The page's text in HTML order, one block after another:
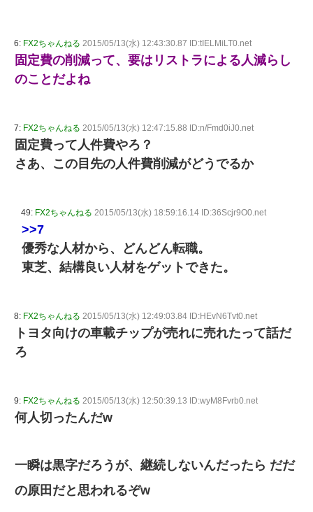
6: FX2ちゃんねる 2015/05/13(水) 12:43:30.87 ID:tIELMiLT0.net
固定費の削減って、要はリストラによる人減らし
のことだよね
7: FX2ちゃんねる 2015/05/13(水) 12:47:15.88 ID:n/Fmd0iJ0.net
固定費って人件費やろ？
さあ、この目先の人件費削減がどうでるか
49: FX2ちゃんねる 2015/05/13(水) 18:59:16.14 ID:36Scjr9O0.net
>>7
優秀な人材から、どんどん転職。
東芝、結構良い人材をゲットできた。
8: FX2ちゃんねる 2015/05/13(水) 12:49:03.84 ID:HEvN6Tvt0.net
トヨタ向けの車載チップが売れに売れたって話だ
ろ
9: FX2ちゃんねる 2015/05/13(水) 12:50:39.13 ID:wyM8Fvrb0.net
何人切ったんだw
一瞬は黒字だろうが、継続しないんだったら だだ
の原田だと思われるぞw